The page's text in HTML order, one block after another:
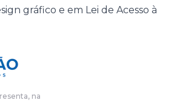
gráfico e em Lei de Acesso à
na